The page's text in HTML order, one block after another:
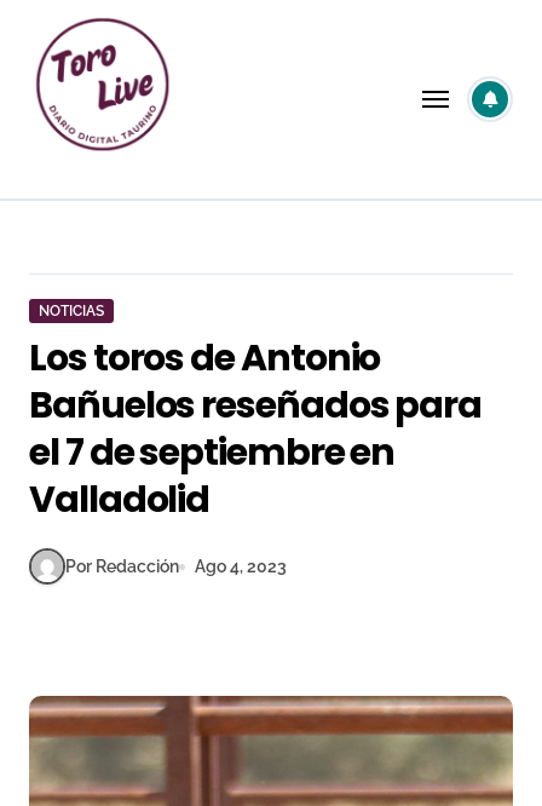
contenido
NOTICIAS
Los toros de Antonio
Bañuelos reseñados para
el 7 de septiembre en
Valladolid
Por Redacción Ago 4, 2023